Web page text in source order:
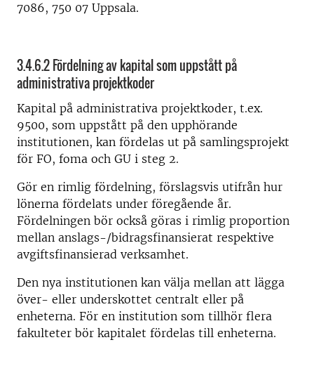
7086, 750 07 Uppsala.
3.4.6.2 Fördelning av kapital som uppstått på
administrativa projektkoder
Kapital på administrativa projektkoder, t.ex.
9500, som uppstått på den upphörande
institutionen, kan fördelas ut på samlingsprojekt
för FO, foma och GU i steg 2.
Gör en rimlig fördelning, förslagsvis utifrån hur
lönerna fördelats under föregående år.
Fördelningen bör också göras i rimlig proportion
mellan anslags-/bidragsfinansierat respektive
avgiftsfinansierad verksamhet.
Den nya institutionen kan välja mellan att lägga
över- eller underskottet centralt eller på
enheterna. För en institution som tillhör flera
fakulteter bör kapitalet fördelas till enheterna.